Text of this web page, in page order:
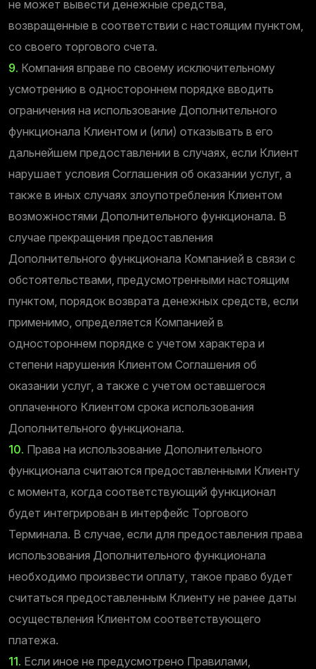
не может вывести денежные средства,
возвращенные в соответствии с настоящим пунктом,
со своего торгового счета.
9. Компания вправе по своему исключительному
усмотрению в одностороннем порядке вводить
ограничения на использование Дополнительного
функционала Клиентом и (или) отказывать в его
дальнейшем предоставлении в случаях, если Клиент
нарушает условия Соглашения об оказании услуг, а
также в иных случаях злоупотребления Клиентом
возможностями Дополнительного функционала. В
случае прекращения предоставления
Дополнительного функционала Компанией в связи с
обстоятельствами, предусмотренными настоящим
пунктом, порядок возврата денежных средств, если
применимо, определяется Компанией в
одностороннем порядке с учетом характера и
степени нарушения Клиентом Соглашения об
оказании услуг, а также с учетом оставшегося
оплаченного Клиентом срока использования
Дополнительного функционала.
10. Права на использование Дополнительного
функционала считаются предоставленными Клиенту
с момента, когда соответствующий функционал
будет интегрирован в интерфейс Торгового
Терминала. В случае, если для предоставления права
использования Дополнительного функционала
необходимо произвести оплату, такое право будет
считаться предоставленным Клиенту не ранее даты
осуществления Клиентом соответствующего
платежа.
11. Если иное не предусмотрено Правилами,